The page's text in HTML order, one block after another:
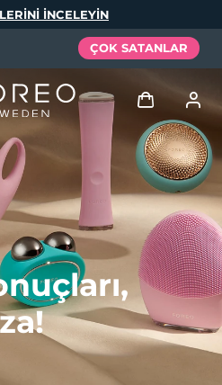
INCELEYIN
ÇOK SATANLAR
Giriş
Kullanici profi̇li̇
Cihazlarım
Siparişlerim
Adresim
Elixir
Español
Português
Русский
繁體中文